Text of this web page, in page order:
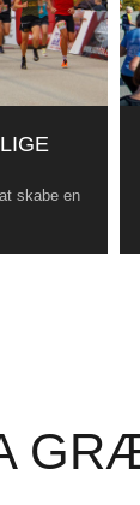
skabe en